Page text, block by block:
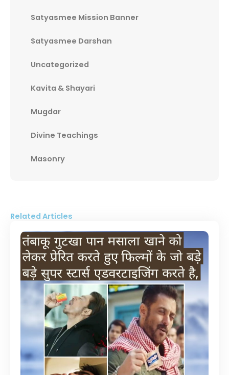
Satyasmee Mission Banner
Satyasmee Darshan
Uncategorized
Kavita & Shayari
Mugdar
Divine Teachings
Masonry
Related Articles